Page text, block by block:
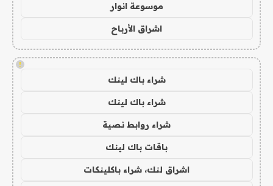
موسوعة انوار
اشراق الأرباح
!
شراء باك لينك
شراء باك لينك
شراء روابط نصية
باقات باك لينك
اشراق لنك، شراء باكلينكات